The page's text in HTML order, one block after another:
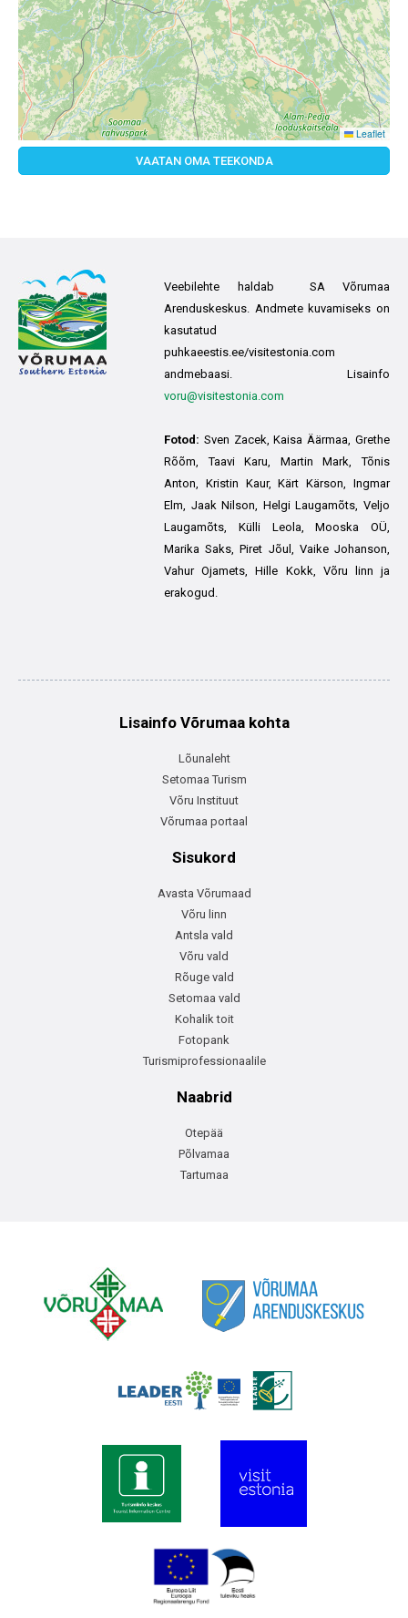
Leaflet
VAATAN OMA TEEKONDA
Veebilehte haldab SA Võrumaa
Arenduskeskus. Andmete kuvamiseks on
kasutatud
puhkaeestis.ee/visitestonia.com
andmebaasi. Lisainfo
voru@visitestonia.com
Fotod: Sven Zacek, Kaisa Äärmaa, Grethe
Rõõm, Taavi Karu, Martin Mark, Tõnis
Anton, Kristin Kaur, Kärt Kärson, Ingmar
Elm, Jaak Nilson, Helgi Laugamõts, Veljo
Laugamõts, Külli Leola, Mooska OÜ,
Marika Saks, Piret Jõul, Vaike Johanson,
Vahur Ojamets, Hille Kokk, Võru linn ja
erakogud.
Lisainfo Võrumaa kohta
Lõunaleht
Setomaa Turism
Võru Instituut
Võrumaa portaal
Sisukord
Avasta Võrumaad
Võru linn
Antsla vald
Võru vald
Rõuge vald
Setomaa vald
Kohalik toit
Fotopank
Turismiprofessionaalile
Naabrid
Otepää
Põlvamaa
Tartumaa